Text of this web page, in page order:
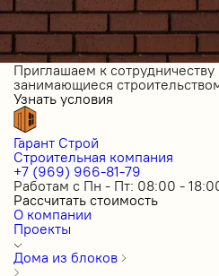
Приглашаем к
занимающиеся
Узнать условия
Гарант Строй
Строительная компания
+7 (969) 966-81-79
Работам с Пн - Пт: 08:00 -
Рассчитать стоимость
О компании
Проекты
Дома из блоков